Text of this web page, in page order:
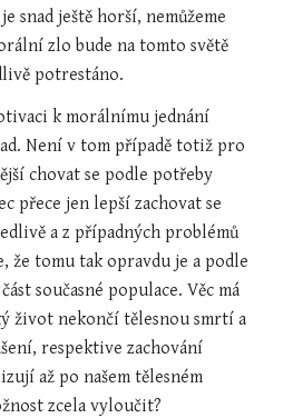
snad ještě horší, nemůžeme
zlo bude na tomto světě
potrestáno.
k morálnímu jednání
Není v tom případě totiž pro
chovat se podle potřeby
přece jen lepší zachovat se
a z případných problémů
že tomu tak opravdu je a podle
současné populace. Věc má
život nekončí tělesnou smrtí a
respektive zachování
až po našem tělesném
zcela vyloučit?